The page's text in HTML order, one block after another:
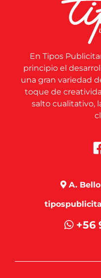
En Tipos
principio el
una gran variedad
toque de
salto cualitativo,
A.
+56